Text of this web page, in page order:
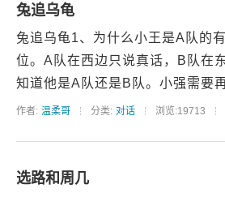
兔追乌龟
兔追乌龟1、为什么小王是A队的
位。A队在西边只说真话，B队在
知道他是A队还是B队。小强需要
作者: 温柔哥 分类: 对话 浏览:19713
选路和周几